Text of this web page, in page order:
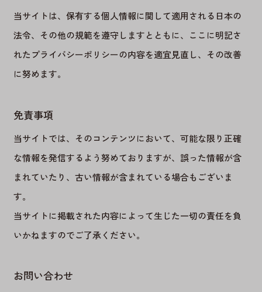
当サイトは、保有する個人情報に関して適用される日本の
法令、その他の規範を遵守しますとともに、ここに明記さ
れたプライバシーポリシーの内容を適宜見直し、その改善
に努めます。
免責事項
当サイトでは、そのコンテンツにおいて、可能な限り正確
な情報を発信するよう努めておりますが、誤った情報が含
まれていたり、古い情報が含まれている場合もございま
す。
当サイトに掲載された内容によって生じた一切の責任を負
いかねますのでご了承ください。
お問い合わせ